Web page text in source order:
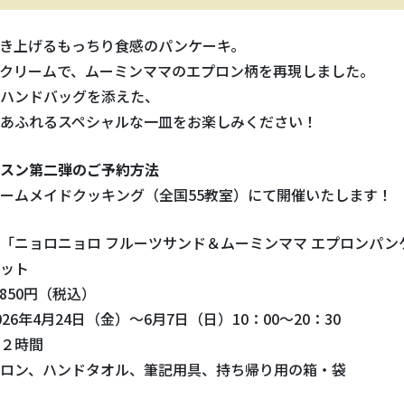
上げるもっちり食感のパンケーキ。
リームで、ムーミンママのエプロン柄を再現しました。
ンドバッグを添えた、
ふれるスペシャルな一皿をお楽しみください！
ン第二弾のご予約方法
ムメイドクッキング（全国55教室）にて開催いたします！
ニョロニョロ フルーツサンド＆ムーミンママ エプロンパン
ト
円（税込）
年4月24日（金）〜6月7日（日）10：00～20：30
時間
ン、ハンドタオル、筆記用具、持ち帰り用の箱・袋